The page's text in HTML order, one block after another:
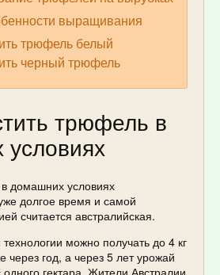
выращивания
трюфель белый
черный трюфель
трюфель в
домашних условиях
долгое время и самой
считается австралийская.
можно получать до 4 кг
через год, а через 5 лет урожай
одного гектара. Жители Австралии